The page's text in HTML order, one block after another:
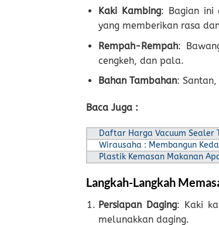
Kaki Kambing: Bagian ini
yang memberikan rasa
Rempah-Rempah:
cengkeh, dan pala.
Bahan Tambahan:
Baca Juga :
Daftar Harga Vacuum Sealer
Wirausaha : Membangun
Plastik Kemasan Makanan
Langkah-Langkah
Persiapan Daging: Kaki
melunakkan daging.